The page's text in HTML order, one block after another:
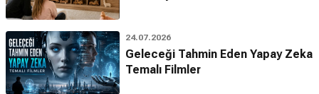
24.07.2026
Geleceği Tahmin Eden Yapay Zeka
Temalı Filmler